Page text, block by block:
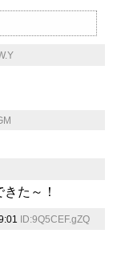
た～！
ID:9Q5CEF.gZQ